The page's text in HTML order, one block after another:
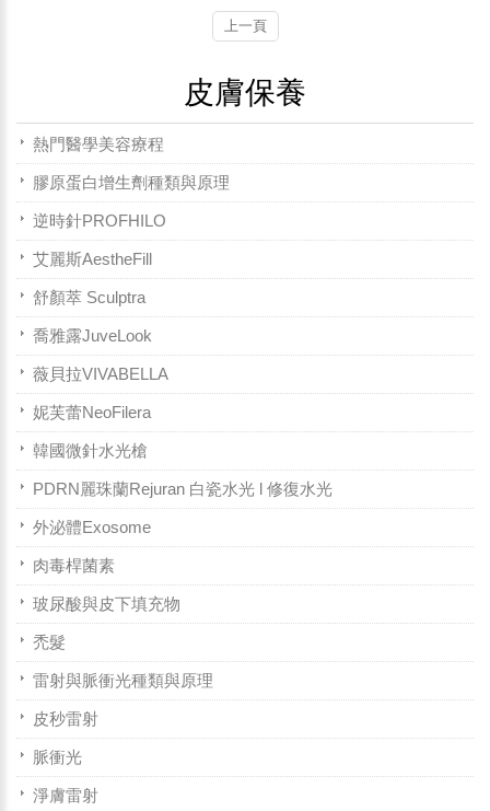
上一頁
皮膚保養
熱門醫學美容療程
膠原蛋白增生劑種類與原理
逆時針PROFHILO
艾麗斯AestheFill
舒顏萃 Sculptra
喬雅露JuveLook
薇貝拉VIVABELLA
妮芙蕾NeoFilera
韓國微針水光槍
PDRN麗珠蘭Rejuran 白瓷水光 l 修復水光
外泌體Exosome
肉毒桿菌素
玻尿酸與皮下填充物
禿髮
雷射與脈衝光種類與原理
皮秒雷射
脈衝光
淨膚雷射